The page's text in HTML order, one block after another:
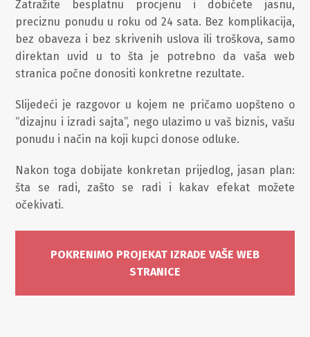
Zatražite besplatnu procjenu i dobićete jasnu,
preciznu ponudu u roku od 24 sata. Bez komplikacija,
bez obaveza i bez skrivenih uslova ili troškova, samo
direktan uvid u to šta je potrebno da vaša web
stranica počne donositi konkretne rezultate.
Slijedeći je razgovor u kojem ne pričamo uopšteno o
“dizajnu i izradi sajta”, nego ulazimo u vaš biznis, vašu
ponudu i način na koji kupci donose odluke.
Nakon toga dobijate konkretan prijedlog, jasan plan:
šta se radi, zašto se radi i kakav efekat možete
očekivati.
POKRENIMO PROJEKAT IZRADE VAŠE WEB
STRANICE